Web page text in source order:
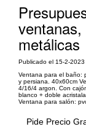
metálicas
Publicado el 15-2-
Ventana para el baño:
y persiana. 40x60cm
4/16/4 argon. Con
blanco + doble
Ventana para salón:
Pide Precio